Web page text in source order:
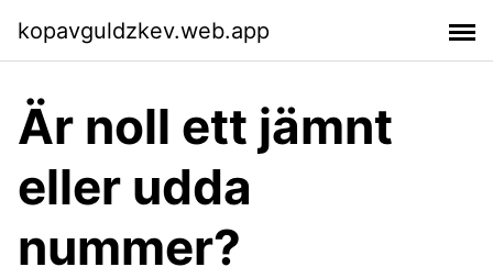
kopavguldzkev.web.app
Är noll ett jämnt
eller udda
nummer?